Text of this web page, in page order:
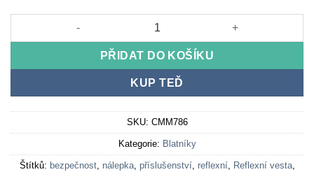
Žlutá reflexní nálepka originál Wispeed T850 - 66 ks množství
PŘIDAT DO KOŠÍKU
KUP TEĎ
SKU: CMM786
Kategorie: Blatníky
Štítků: bezpečnost, nálepka, příslušenství, reflexní, Reflexní vesta,